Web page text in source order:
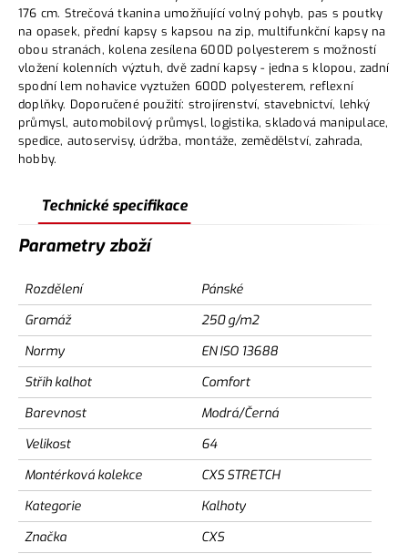
176 cm. Strečová tkanina umožňující volný pohyb, pas s poutky
na opasek, přední kapsy s kapsou na zip, multifunkční kapsy na
obou stranách, kolena zesílena 600D polyesterem s možností
vložení kolenních výztuh, dvě zadní kapsy - jedna s klopou, zadní
spodní lem nohavice vyztužen 600D polyesterem, reflexní
doplňky. Doporučené použití: strojírenství, stavebnictví, lehký
průmysl, automobilový průmysl, logistika, skladová manipulace,
spedice, autoservisy, údržba, montáže, zemědělství, zahrada,
hobby.
Technické specifikace
Parametry zboží
Rozdělení
Pánské
Gramáž
250 g/m2
Normy
EN ISO 13688
Střih kalhot
Comfort
Barevnost
Modrá/Černá
Velikost
64
Montérková kolekce
CXS STRETCH
Kategorie
Kalhoty
Značka
CXS